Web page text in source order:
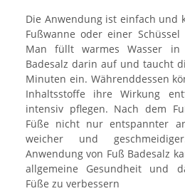
Die Anwendung ist einfach und
Fußwanne oder einer
Man füllt warmes Wasser
Badesalz darin auf und taucht
Minuten ein. Währenddessen
Inhaltsstoffe ihre Wirkung
intensiv pflegen. Nach dem
Füße nicht nur entspannter
weicher und
Anwendung von Fuß Badesalz
allgemeine Gesundheit und
Füße zu verbessern